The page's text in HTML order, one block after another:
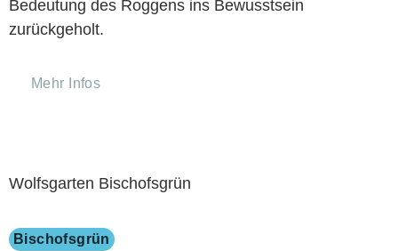
Bedeutung des Roggens ins Bewusstsein
zurückgeholt.
Mehr Infos
Wolfsgarten Bischofsgrün
Bischofsgrün